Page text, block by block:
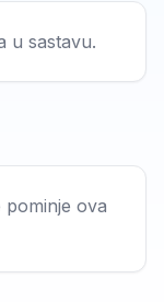
u sastavu.
pominje ova